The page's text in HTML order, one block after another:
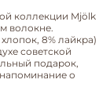
коллекции Mjölk
волокне.
8% лайкра)
советской
подарок,
о